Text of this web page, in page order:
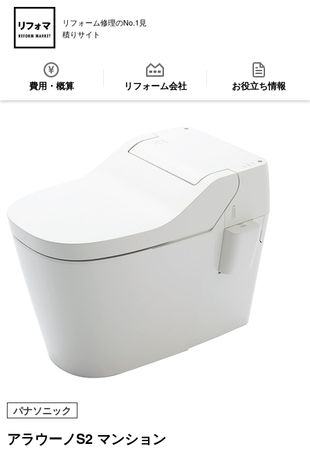
リフォーム修理のNo.1見
積りサイト
費用・概算 リフォーム会社 お役立ち情報
パナソニック
アラウーノS2 マンション